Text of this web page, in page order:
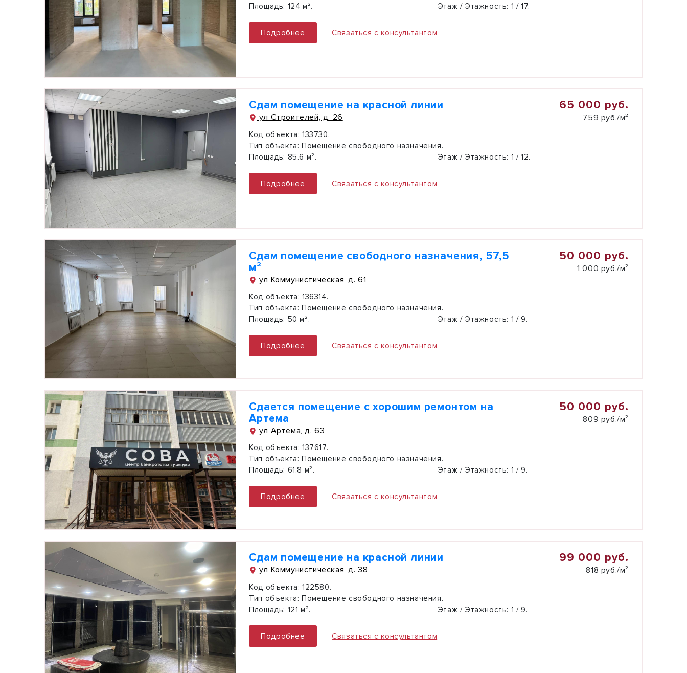
Площадь: 124 м². Этаж / Этажность: 1 / 17.
Подробнее Связаться с консультантом
Сдам помещение на красной линии
ул Строителей, д. 26
65 000 руб.
759 руб./м²
Код объекта: 133730.
Тип объекта: Помещение свободного назначения.
Площадь: 85.6 м². Этаж / Этажность: 1 / 12.
Подробнее Связаться с консультантом
Сдам помещение свободного назначения, 57,5
м²
ул Коммунистическая, д. 61
50 000 руб.
1 000 руб./м²
Код объекта: 136314.
Тип объекта: Помещение свободного назначения.
Площадь: 50 м². Этаж / Этажность: 1 / 9.
Подробнее Связаться с консультантом
Сдается помещение с хорошим ремонтом на
Артема
ул Артема, д. 63
50 000 руб.
809 руб./м²
Код объекта: 137617.
Тип объекта: Помещение свободного назначения.
Площадь: 61.8 м². Этаж / Этажность: 1 / 9.
Подробнее Связаться с консультантом
Сдам помещение на красной линии
ул Коммунистическая, д. 38
99 000 руб.
818 руб./м²
Код объекта: 122580.
Тип объекта: Помещение свободного назначения.
Площадь: 121 м². Этаж / Этажность: 1 / 9.
Подробнее Связаться с консультантом